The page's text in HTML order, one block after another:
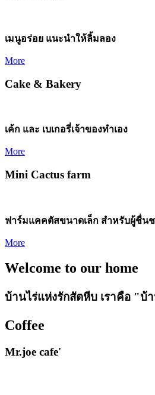
เมนูอร่อย แนะนำให้ลิ้มลอง
More
Cake & Bakery
เค้ก และ เบเกอรี่เจ้าของทำเอง
More
Mini Cactus farm
ฟาร์มแคคตัสขนาดเล็ก สำหรับผู้ชื่น
More
Welcome to our home
บ้านไร่แห่งรักสัตหีบ เราคือ "
Coffee
Mr.joe cafe'